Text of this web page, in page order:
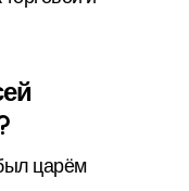
царём